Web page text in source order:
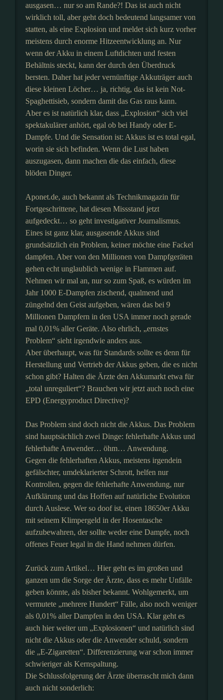
ausgasen… nur so am Rande?! Das ist auch nicht
wirklich toll, aber geht doch bedeutend langsamer von
statten, als eine Explosion und meldet sich kurz vorher
meistens durch enorme Hitzeentwicklung an. Nur
wenn der Akku in einem Luftdichten und festen
Behältnis steckt, kann der durch den Überdruck
bersten. Daher hat jeder vernünftige Akkuträger auch
diese kleinen Löcher… ja, richtig, das ist kein Not-
Spaghettisieb, sondern damit das Gas raus kann.
Aber es ist natürlich klar, dass „Explosion“ sich viel
spektakulärer anhört, egal ob bei Handy oder E-
Dampfe. Und die Sensation ist: Akkus ist es total egal,
worin sie sich befinden. Wenn die Lust haben
auszugasen, dann machen die das einfach, diese
blöden Dinger.
Aponet.de, auch bekannt als Technikmagazin für
Fortgeschrittene, hat diesen Missstand jetzt
aufgedeckt… so geht investigativer Journalismus.
Eines ist ganz klar, ausgasende Akkus sind
grundsätzlich ein Problem, keiner möchte eine Fackel
dampfen. Aber von den Millionen von Dampfgeräten
gehen echt unglaublich wenige in Flammen auf.
Nehmen wir mal an, nur so zum Spaß, es würden im
Jahr 1000 E-Dampfen zischend, qualmend und
züngelnd den Geist aufgeben, wären das bei 9
Millionen Dampfern in den USA immer noch gerade
mal 0,01% aller Geräte. Also ehrlich, „ernstes
Problem“ sieht irgendwie anders aus.
Aber überhaupt, was für Standards sollte es denn für
Herstellung und Vertrieb der Akkus geben, die es nicht
schon gibt? Halten die Ärzte den Akkumarkt etwa für
„total unreguliert“? Brauchen wir jetzt auch noch eine
EPD (Energyproduct Directive)?
Das Problem sind doch nicht die Akkus. Das Problem
sind hauptsächlich zwei Dinge: fehlerhafte Akkus und
fehlerhafte Anwender… öhm… Anwendung.
Gegen die fehlerhaften Akkus, meistens irgendein
gefälschter, umdeklarierter Schrott, helfen nur
Kontrollen, gegen die fehlerhafte Anwendung, nur
Aufklärung und das Hoffen auf natürliche Evolution
durch Auslese. Wer so doof ist, einen 18650er Akku
mit seinem Klimpergeld in der Hosentasche
aufzubewahren, der sollte weder eine Dampfe, noch
offenes Feuer legal in die Hand nehmen dürfen.
Zurück zum Artikel… Hier geht es im großen und
ganzen um die Sorge der Ärzte, dass es mehr Unfälle
geben könnte, als bisher bekannt. Wohlgemerkt, um
vermutete „mehrere Hundert“ Fälle, also noch weniger
als 0,01% aller Dampfen in den USA. Klar geht es
auch hier weiter um „Explosionen“ und natürlich sind
nicht die Akkus oder die Anwender schuld, sondern
die „E-Zigaretten“. Differenzierung war schon immer
schwieriger als Kernspaltung.
Die Schlussfolgerung der Ärzte überrascht mich dann
auch nicht sonderlich: